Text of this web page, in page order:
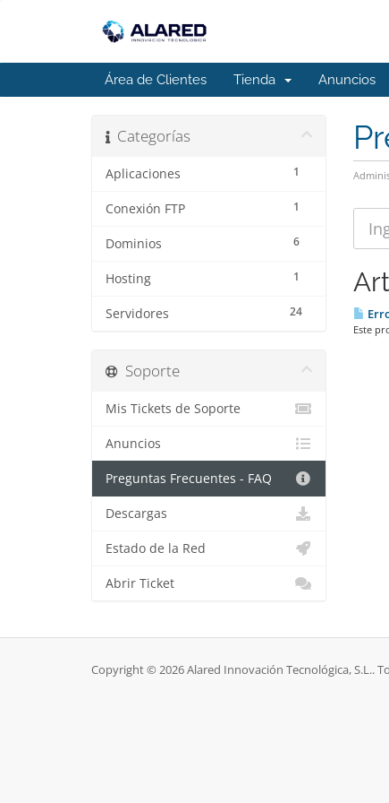
Área de Clientes Tienda Anuncios
Categorías
1
Aplicaciones
1
Conexión FTP
6
Dominios
1
Hosting
24
Servidores
Este
Soporte
Mis Tickets de Soporte
Anuncios
Preguntas Frecuentes - FAQ
Descargas
Estado de la Red
Abrir Ticket
Copyright © 2026 Alared Innovación Tecnológica, S.L..